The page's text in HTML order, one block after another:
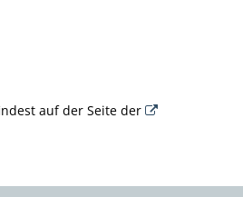
auf der Seite der